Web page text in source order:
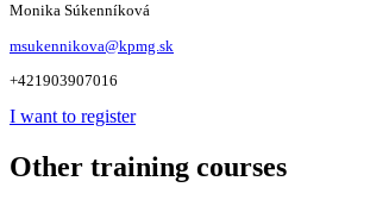
Monika Súkenníková
msukennikova@kpmg.sk
+421903907016
I want to register
Other training courses